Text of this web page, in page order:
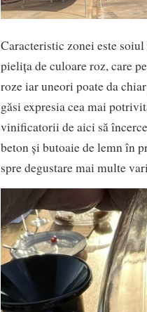
Caracteristic zonei este
pielița de culoare roz, care
roze iar uneori poate da
găsi expresia cea mai
vinificatorii de aici să
beton și butoaie de lemn în
spre degustare mai multe